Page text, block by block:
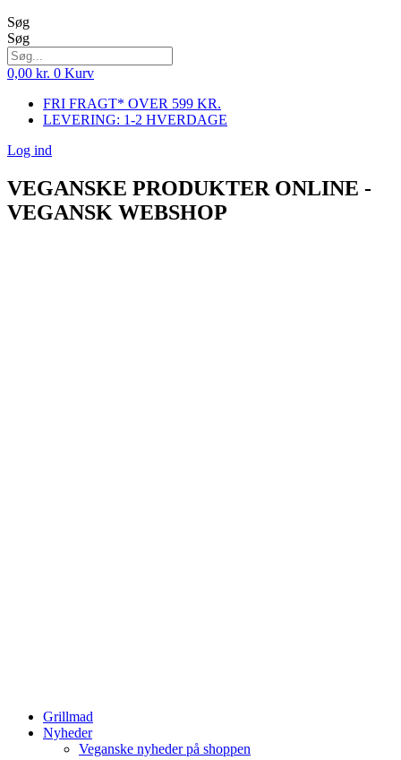
Søg
Søg
0,00 kr. 0 Kurv
FRI FRAGT* OVER 599 KR.
LEVERING: 1-2 HVERDAGE
Log ind
VEGANSKE PRODUKTER ONLINE -
VEGANSK WEBSHOP
Grillmad
Nyheder
Veganske nyheder på shoppen